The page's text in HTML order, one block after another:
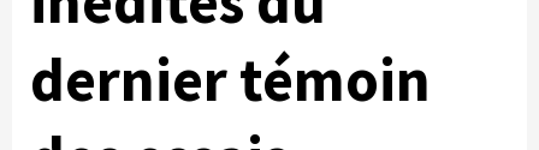
dernier témoin